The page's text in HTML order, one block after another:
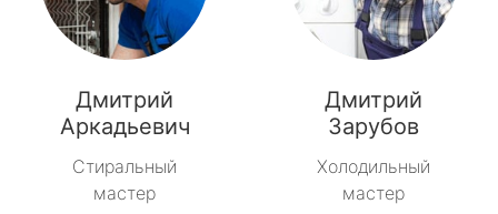
Дмитрий
Аркадьевич
Стиральный
мастер
Дмитрий
Зарубов
Холодильный
мастер